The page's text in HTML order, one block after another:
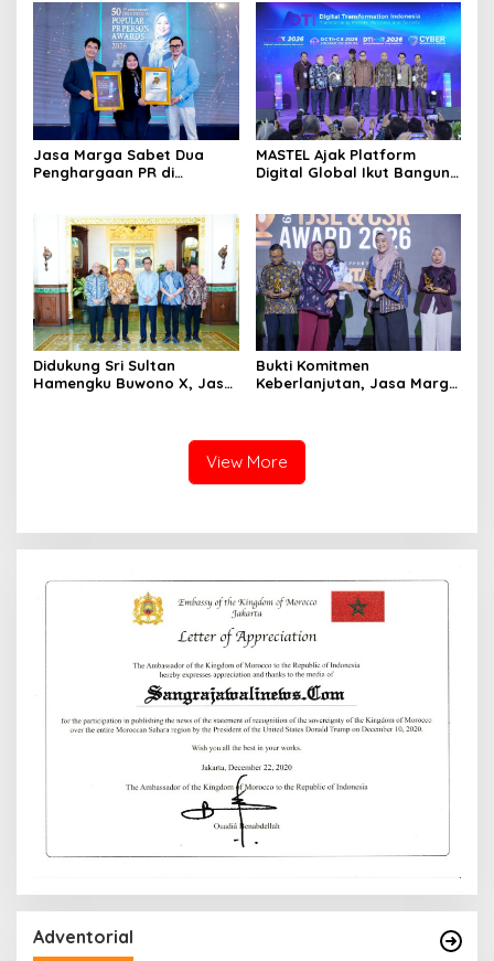
Preventif melalui Bakti
Sosial Kesehatan
Jasa Marga Sabet Dua
Penghargaan PR di
MASTEL Ajak Platform
Digital Global Ikut Bangun
Didukung Sri Sultan
Hamengku Buwono X, Jasa
untuk Dukung Konektivitas
Bukti Komitmen
Keberlanjutan, Jasa Marga
View More
Adventorial